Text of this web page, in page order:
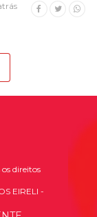
direitos
EIRELI -